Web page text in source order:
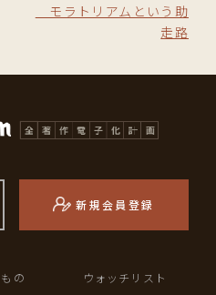
モラトリアムという助
走路
新規会員登録
の ウォッチリスト